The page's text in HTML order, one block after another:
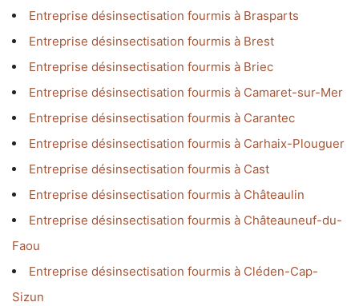
Entreprise désinsectisation fourmis à Brasparts
Entreprise désinsectisation fourmis à Brest
Entreprise désinsectisation fourmis à Briec
Entreprise désinsectisation fourmis à Camaret-sur-Mer
Entreprise désinsectisation fourmis à Carantec
Entreprise désinsectisation fourmis à Carhaix-Plouguer
Entreprise désinsectisation fourmis à Cast
Entreprise désinsectisation fourmis à Châteaulin
Entreprise désinsectisation fourmis à Châteauneuf-du-
Faou
Entreprise désinsectisation fourmis à Cléden-Cap-
Sizun